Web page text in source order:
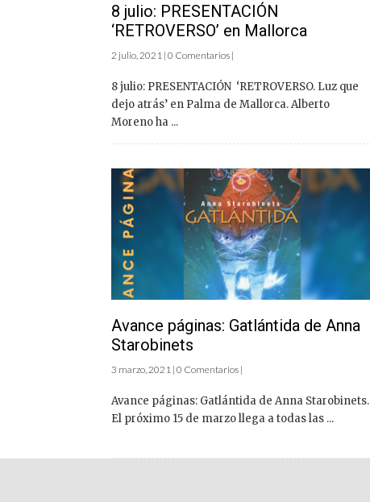
8 julio: PRESENTACIÓN
‘RETROVERSO’ en Mallorca
2 julio, 2021 | 0 Comentarios |
8 julio: PRESENTACIÓN ‘RETROVERSO. Luz que
dejo atrás’ en Palma de Mallorca. Alberto
Moreno ha ...
Avance páginas: Gatlántida de Anna
Starobinets
3 marzo, 2021 | 0 Comentarios |
Avance páginas: Gatlántida de Anna Starobinets.
El próximo 15 de marzo llega a todas las ...